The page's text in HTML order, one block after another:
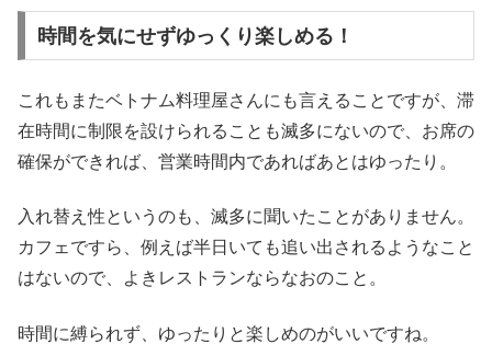
時間を気にせずゆっくり楽しめる！
これもまたベトナム料理屋さんにも言えることですが、滞
在時間に制限を設けられることも滅多にないので、お席の
確保ができれば、営業時間内であればあとはゆったり。
入れ替え性というのも、滅多に聞いたことがありません。
カフェですら、例えば半日いても追い出されるようなこと
はないので、よきレストランならなおのこと。
時間に縛られず、ゆったりと楽しめのがいいですね。